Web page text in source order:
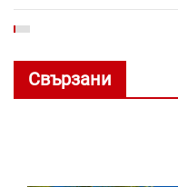
Свързани